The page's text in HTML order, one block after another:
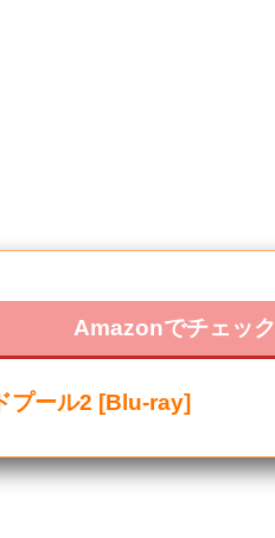
Amazonでチェック
プール2 [Blu-ray]